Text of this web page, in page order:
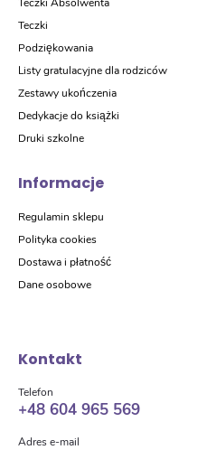
Teczki
Podziękowania
Listy gratulacyjne dla rodziców
Zestawy ukończenia
Dedykacje do książki
Druki szkolne
Informacje
Regulamin sklepu
Polityka cookies
Dostawa i płatność
Dane osobowe
Kontakt
Telefon
+48 604 965 569
Adres e-mail